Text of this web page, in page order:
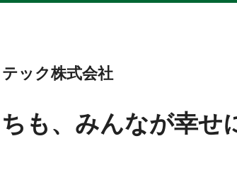
ック株式会社
も、みんなが幸せ